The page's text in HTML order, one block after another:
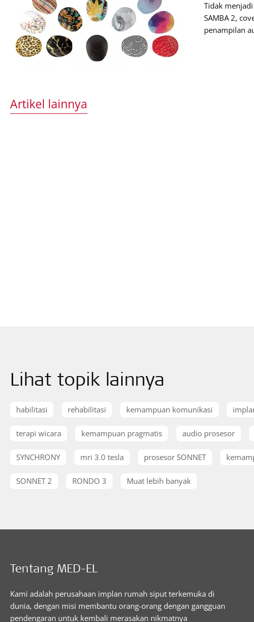
Tidak
SAMBA 2,
penampilan
Artikel lainnya
Lihat topik lainnya
habilitasi rehabilitasi kemampuan komunikasi
terapi wicara kemampuan pragmatis audio prosesor
SYNCHRONY mri 3.0 tesla prosesor SONNET
SONNET 2 RONDO 3 Muat lebih banyak
Tentang MED-EL
Kami adalah perusahaan implan rumah siput terkemuka di
dunia, dengan misi membantu orang-orang dengan gangguan
pendengaran untuk kembali merasakan nikmatnya